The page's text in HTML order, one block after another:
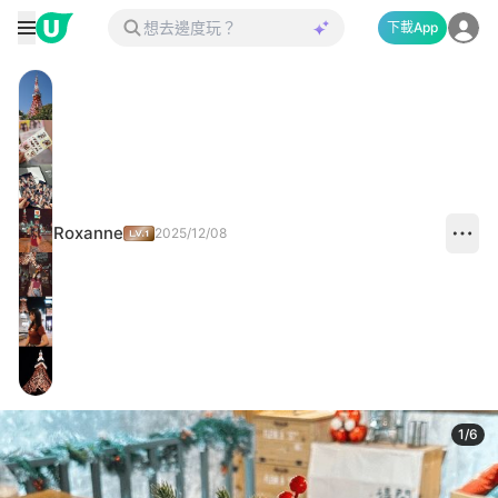
下載App
Roxanne 2025/12/08
1/6